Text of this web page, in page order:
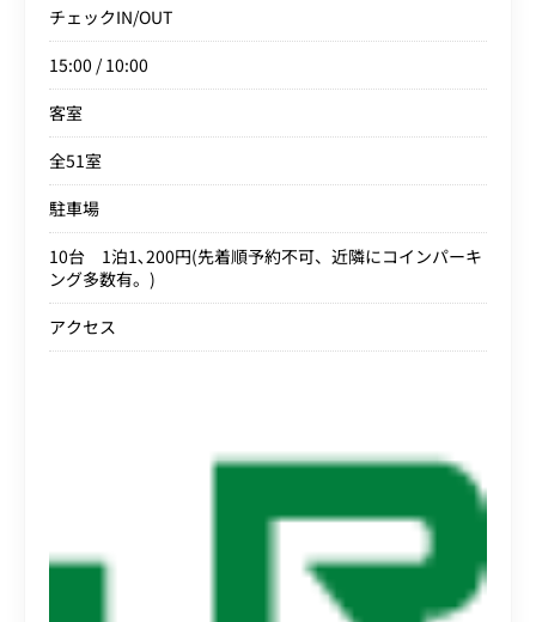
チェックIN/OUT
15:00 / 10:00
客室
全51室
駐車場
10台 1泊1､200円(先着順予約不可、近隣にコインパーキ
ング多数有。)
アクセス